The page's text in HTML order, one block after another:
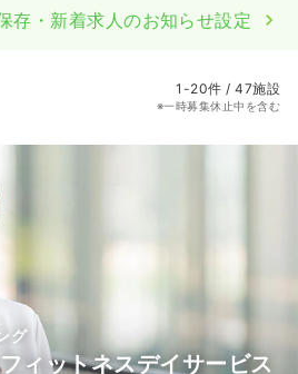
存・新着求人のお知らせ設定
1-20件 / 47施設
※一時募集休止中を含む
グ
ィットネスデイサービス